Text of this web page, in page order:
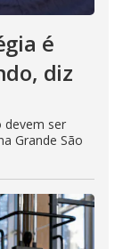
é
diz
devem ser
Grande São